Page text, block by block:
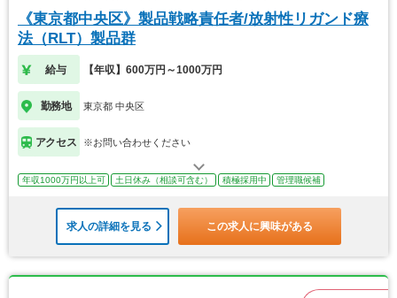
《東京都中央区》製品戦略責任者/放射性リガンド療
法（RLT）製品群
給与 【年収】600万円～1000万円
勤務地 東京都 中央区
アクセス ※お問い合わせください
年収1000万円以上可 土日休み（相談可含む） 積極採用中 管理職候補
求人の詳細を見る この求人に興味がある